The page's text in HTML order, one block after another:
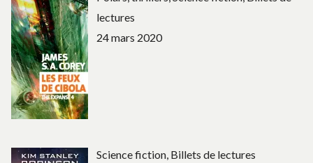
lectures
24 mars 2020
Science fiction, Billets de lectures